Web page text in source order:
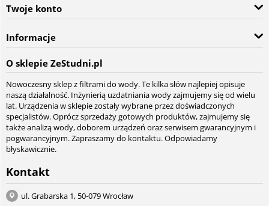
Twoje konto
Informacje
O sklepie ZeStudni.pl
Nowoczesny sklep z filtrami do wody. Te kilka słów najlepiej opisuje
naszą działalność. Inżynierią uzdatniania wody zajmujemy się od wielu
lat. Urządzenia w sklepie zostały wybrane przez doświadczonych
specjalistów. Oprócz sprzedaży gotowych produktów, zajmujemy się
także analizą wody, doborem urządzeń oraz serwisem gwarancyjnym i
pogwarancyjnym. Zapraszamy do kontaktu. Odpowiadamy
błyskawicznie.
Kontakt
ul. Grabarska 1, 50-079 Wrocław